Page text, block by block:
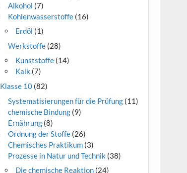
Alkohol (7)
Kohlenwasserstoffe(16)
Erdöl (1)
Werkstoffe(28)
Kunststoffe(14)
Kalk (7)
Klasse 10 (82)
Systematisierungen für die Prüfung(11)
chemische Bindung(9)
Ernährung(8)
Ordnung der Stoffe(26)
Chemisches Praktikum(3)
Prozesse in Natur und Technik (38)
Die chemische Reaktion(24)